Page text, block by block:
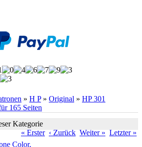
» H P» Original » HP 301
165 Seiten
Kategorie
« Erster ‹ Zurück Weiter » Letzter »